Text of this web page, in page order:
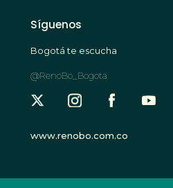
Síguenos
Bogotá te escucha
@RenoBo_Bogota
www.renobo.com.co